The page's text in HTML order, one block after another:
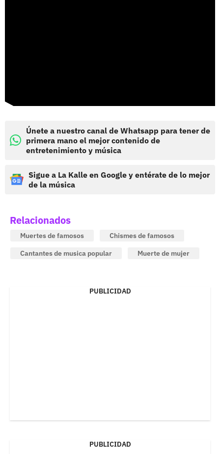
Únete a nuestro canal de Whatsapp para tener de
primera mano el mejor contenido de
entretenimiento y música
Sigue a La Kalle en Google y entérate de lo mejor
de la música
Relacionados
Muertes de famosos
Chismes de famosos
Cantantes de musica popular
Muerte de mujer
PUBLICIDAD
PUBLICIDAD